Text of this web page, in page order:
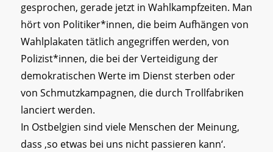
gesprochen, gerade jetzt in Wahlkampfzeiten. Man
hört von Politiker*innen, die beim Aufhängen von
Wahlplakaten tätlich angegriffen werden, von
Polizist*innen, die bei der Verteidigung der
demokratischen Werte im Dienst sterben oder
von Schmutzkampagnen, die durch Trollfabriken
lanciert werden.
In Ostbelgien sind viele Menschen der Meinung,
dass ‚so etwas bei uns nicht passieren kann‘.